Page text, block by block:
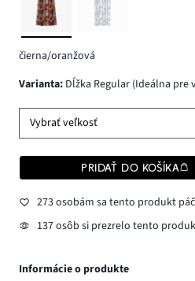
čierna/oranžová
varianta: Dĺžka Regular (Ideálna pre
Vybrať veľkosť
PRIDAŤ DO KOŠÍKA
273 osobám sa tento produkt
137 osôb si prezrelo tento
Informácie o produkte